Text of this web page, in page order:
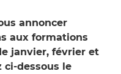
annoncer
aux formations
janvier, février et
ci-dessous le